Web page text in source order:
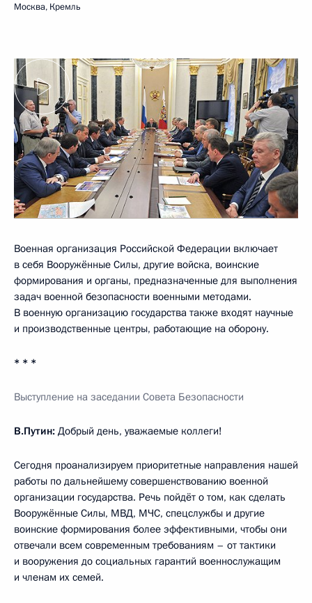
Москва, Кремль
Военная организация Российской Федерации включает
в себя Вооружённые Силы, другие войска, воинские
формирования и органы, предназначенные для выполнения
задач военной безопасности военными методами.
В военную организацию государства также входят научные
и производственные центры, работающие на оборону.
* * *
Выступление на заседании Совета Безопасности
В.Путин: Добрый день, уважаемые коллеги!
Сегодня проанализируем приоритетные направления нашей
работы по дальнейшему совершенствованию военной
организации государства. Речь пойдёт о том, как сделать
Вооружённые Силы, МВД, МЧС, спецслужбы и другие
воинские формирования более эффективными, чтобы они
отвечали всем современным требованиям – от тактики
и вооружения до социальных гарантий военнослужащим
и членам их семей.